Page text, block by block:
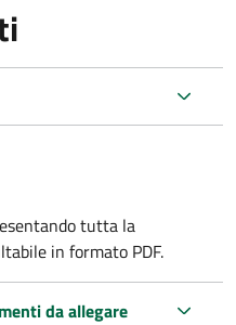
tutta la
in formato PDF.
da allegare